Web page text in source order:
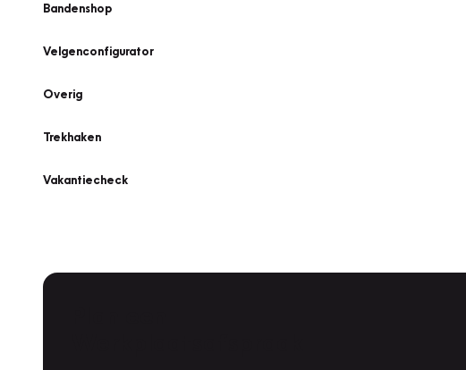
Bandenshop
Velgenconfigurator
Overig
Trekhaken
Vakantiecheck